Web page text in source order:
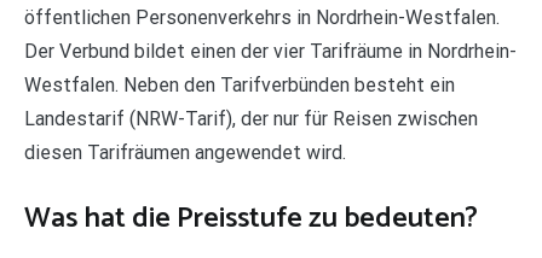
öffentlichen Personenverkehrs in Nordrhein-Westfalen.
Der Verbund bildet einen der vier Tarifräume in Nordrhein-
Westfalen. Neben den Tarifverbünden besteht ein
Landestarif (NRW-Tarif), der nur für Reisen zwischen
diesen Tarifräumen angewendet wird.
Was hat die Preisstufe zu bedeuten?